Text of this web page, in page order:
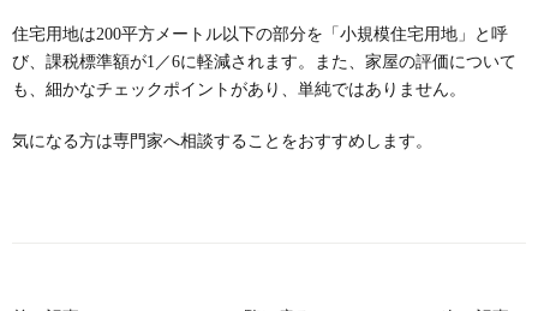
住宅用地は200平方メートル以下の部分を「小規模住宅用地」と呼
び、課税標準額が1 ／6に軽減されます。また、家屋の評価について
も、細かなチェックポイントがあり、単純ではありません。
気になる方は専門家へ相談することをおすすめします。